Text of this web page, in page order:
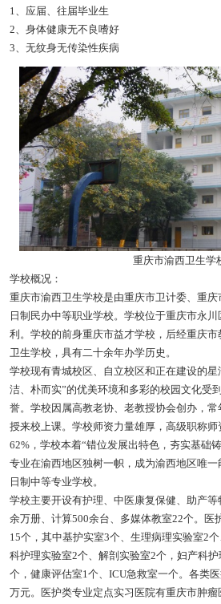
1、应届、往届毕业生
2、身体健康无不良嗜好
3、无纹身无传染性疾病
重庆市渝西卫生学
学校概况：
重庆市渝西卫生学校是由重庆市卫计委、重
日制民办中等职业学校。学校位于重庆市永
利。学校的前身重庆市益才学校，后经重庆
卫生学校，具有二十余年办学历史。
学校现有青城校区、自立校区和正在建设的
洁、朴而实”的优美环境和多彩的校园文化受
誉。学校因属高教老协、老教授协会创办，
授来校上课。学校师资力量雄厚，高级职称
62%，学校本着“错位发展出特色，夯实基础
专业在渝西地区独树一帜，成为渝西地区唯
日制中等专业学校。
学校主要开设有护理、中医康复保健、助产
余万册、计算500余台、多媒体教室22个。医
15个，其中基护实室3个、生理病理实验室2
科护理实验室2个、解剖实验室2个，妇产科
个，健康评估室1个、ICU急救室一个。各类
万元。医护类专业定点实习医院有重庆市肿